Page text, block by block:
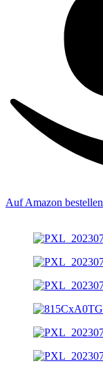
Auf Amazon bestellen